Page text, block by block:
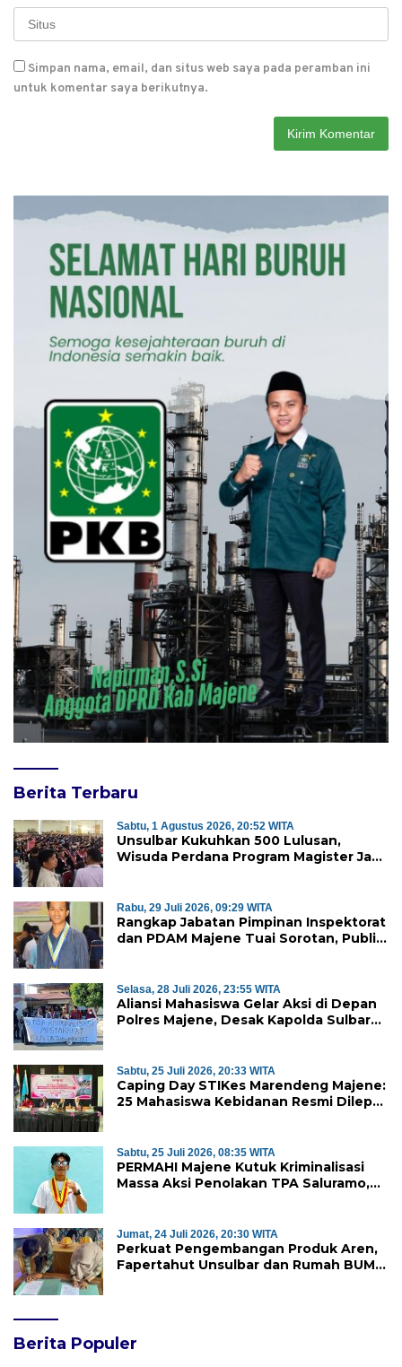
Simpan nama, email, dan situs web saya pada peramban ini
untuk komentar saya berikutnya.
Berita Terbaru
Sabtu, 1 Agustus 2026, 20:52 WITA
Unsulbar Kukuhkan 500 Lulusan,
Wisuda Perdana Program Magister Jadi
Rabu, 29 Juli 2026, 09:29 WITA
Rangkap Jabatan Pimpinan Inspektorat
dan PDAM Majene Tuai Sorotan, Publik
Selasa, 28 Juli 2026, 23:55 WITA
Aliansi Mahasiswa Gelar Aksi di Depan
Polres Majene, Desak Kapolda Sulbar
Sabtu, 25 Juli 2026, 20:33 WITA
Caping Day STIKes Marendeng Majene:
25 Mahasiswa Kebidanan Resmi Dilepas
Sabtu, 25 Juli 2026, 08:35 WITA
PERMAHI Majene Kutuk Kriminalisasi
Massa Aksi Penolakan TPA Saluramo,
Jumat, 24 Juli 2026, 20:30 WITA
Perkuat Pengembangan Produk Aren,
Fapertahut Unsulbar dan Rumah BUMN
Berita Populer